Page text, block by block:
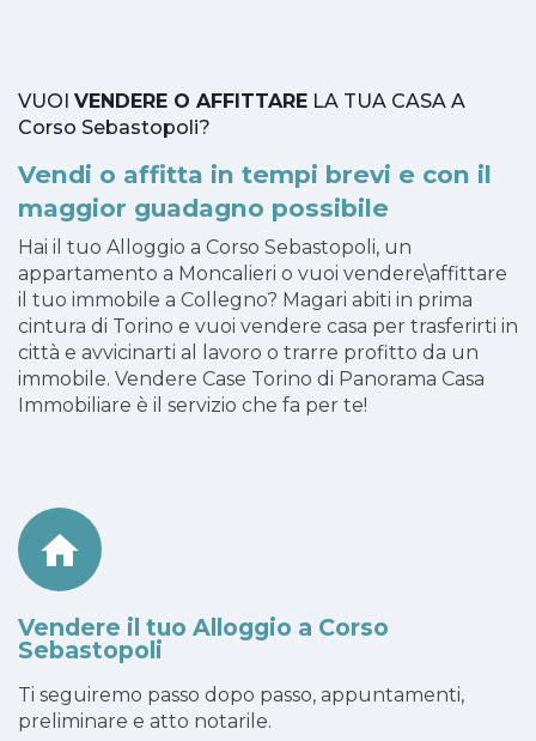
VUOI VENDERE O AFFITTARE LA TUA CASA A
Corso Sebastopoli?
Vendi o affitta in tempi brevi e con il
maggior guadagno possibile
Hai il tuo Alloggio a Corso Sebastopoli, un
appartamento a Moncalieri o vuoi vendere\affittare
il tuo immobile a Collegno? Magari abiti in prima
cintura di Torino e vuoi vendere casa per trasferirti in
città e avvicinarti al lavoro o trarre profitto da un
immobile. Vendere Case Torino di Panorama Casa
Immobiliare è il servizio che fa per te!
Vendere il tuo Alloggio a Corso
Sebastopoli
Ti seguiremo passo dopo passo, appuntamenti,
preliminare e atto notarile.